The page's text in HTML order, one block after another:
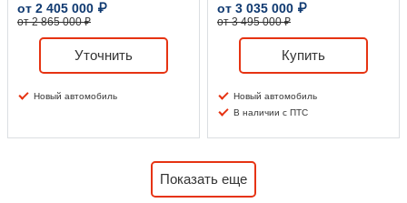
от 2 405 000 ₽
от 2 865 000 ₽
Уточнить
Новый автомобиль
от 3 035 000 ₽
от 3 495 000 ₽
Купить
Новый автомобиль
В наличии с ПТС
Показать еще